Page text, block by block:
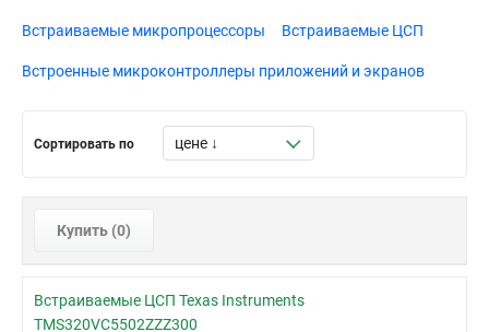
64-LQFP
64-QFN (9x9)
64-TQFP (10x10)
64-TQFP (14x14)
80-PQFP (14x14)
80-TQFP
Встраиваемые микропроцессоры Встраиваемые ЦСП
Встроенные микроконтроллеры приложений и экранов
Сортировать по
Купить (0)
Встраиваемые ЦСП Texas Instruments
TMS320VC5502ZZZ300